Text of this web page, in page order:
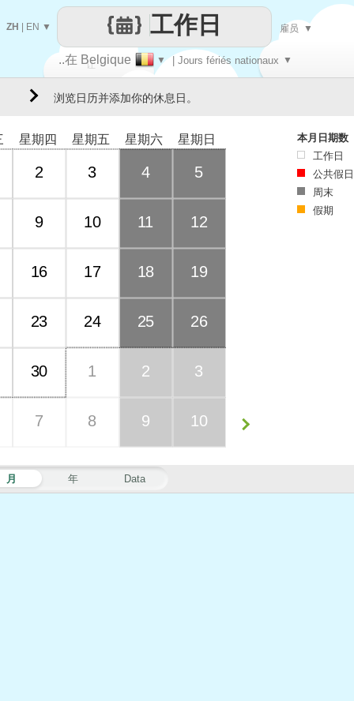
让
..在 Belgique ▼ | Jours fériés nationaux ▼
工作日
ZH EN ▼ 雇员 ▼
浏览日历并添加你的休息日。
月 年 Data
星期四 星期五 星期六 星期日
2 3 4 5
9 10 11 12
16 17 18 19
23 24 25 26
30 1 2 3
7 8 9 10
本月日期数
工作日
公共假日
周末
假期